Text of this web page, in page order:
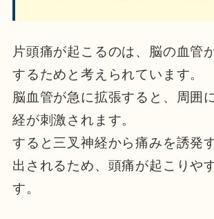
片頭痛が起こるのは、脳の血管
するためと考えられています。
脳血管が急に拡張すると、周囲
経が刺激されます。
すると三叉神経から痛みを誘発
出されるため、頭痛が起こりや
す。